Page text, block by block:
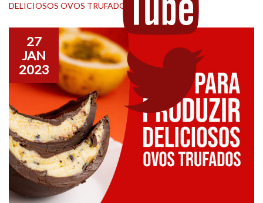
DELICIOSOS OVOS TRUFADOS
27
JAN
2023